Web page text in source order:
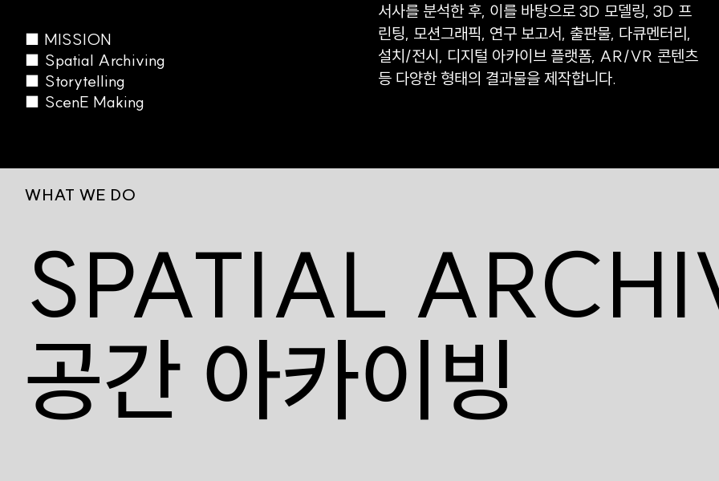
■ MISSION
■ Spatial Archiving
■ Storytelling
■ ScenE Making
서사를 분석한 후, 이를 바탕으로 3D 모델링, 3D 프
린팅, 모션그래픽, 연구 보고서, 출판물, 다큐멘터리,
설치/전시, 디지털 아카이브 플랫폼, AR/VR 콘텐츠
등 다양한 형태의 결과물을 제작합니다.
WHAT WE DO
SPATIAL
공간 아카이빙